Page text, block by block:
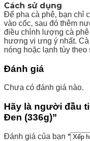
Cách sử dụng
Để pha cà phê, bạn chỉ
vào cốc, sau đó thêm
điều chỉnh lượng cà
hương vị ưng ý nhất.
nóng hoặc lạnh tùy theo
Đánh giá
Chưa có đánh giá nào.
Hãy là người đầu
Đen (336g)”
Đánh giá của bạn *